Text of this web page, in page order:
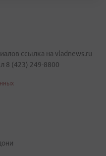
ссылка на vladnews.ru
8 (423) 249-8800